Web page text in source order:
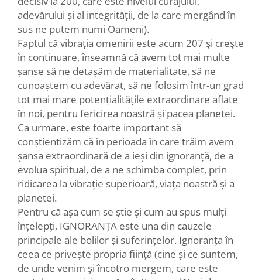
adevărului și al integrității, de la care mergând în
sus ne putem numi Oameni).
Faptul că vibrația omenirii este acum 207 și crește
în continuare, înseamnă că avem tot mai multe
șanse să ne detașăm de materialitate, să ne
cunoaștem cu adevărat, să ne folosim într-un grad
tot mai mare potențialitățile extraordinare aflate
în noi, pentru fericirea noastră și pacea planetei.
Ca urmare, este foarte important să
conștientizăm că în perioada în care trăim avem
șansa extraordinară de a ieși din ignoranță, de a
evolua spiritual, de a ne schimba complet, prin
ridicarea la vibrație superioară, viața noastră și a
planetei.
Pentru că așa cum se știe și cum au spus mulți
înțelepți, IGNORANȚA este una din cauzele
principale ale bolilor și suferințelor. Ignoranța în
ceea ce privește propria ființă (cine și ce suntem,
de unde venim și încotro mergem, care este